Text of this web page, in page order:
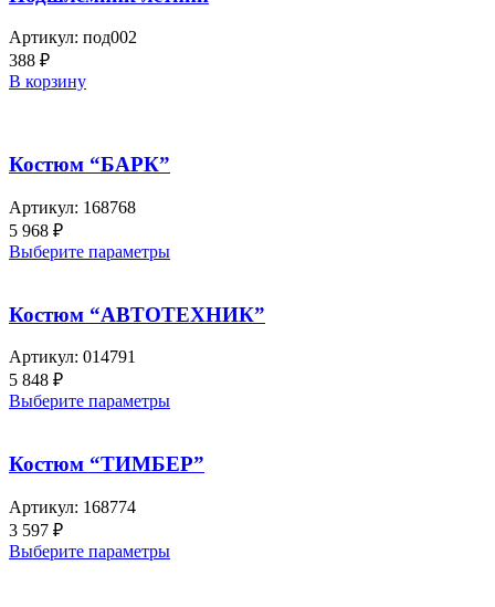
Артикул: под002
388 ₽
В корзину
Костюм “БАРК”
Артикул: 168768
5 968 ₽
Выберите параметры
Костюм “АВТОТЕХНИК”
Артикул: 014791
5 848 ₽
Выберите параметры
Костюм “ТИМБЕР”
Артикул: 168774
3 597 ₽
Выберите параметры